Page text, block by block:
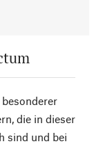
die in dieser
sind und bei